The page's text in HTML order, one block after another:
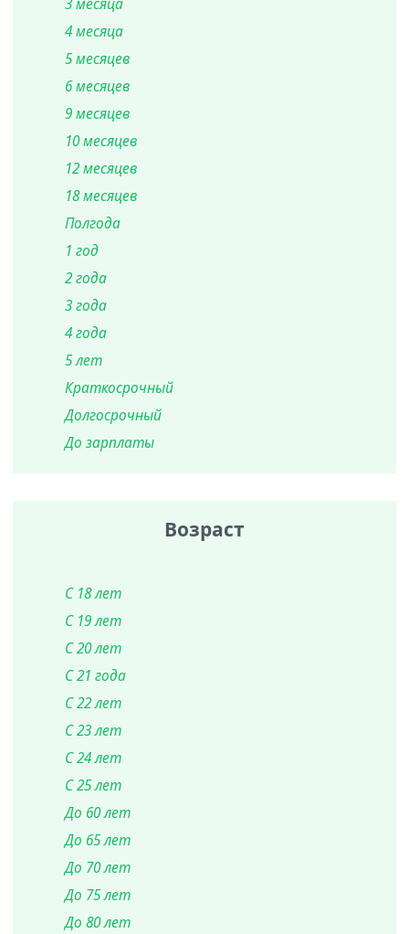
3 месяца
4 месяца
5 месяцев
6 месяцев
9 месяцев
10 месяцев
12 месяцев
18 месяцев
Полгода
1 год
2 года
3 года
4 года
5 лет
Краткосрочный
Долгосрочный
До зарплаты
Возраст
С 18 лет
С 19 лет
С 20 лет
С 21 года
С 22 лет
С 23 лет
С 24 лет
С 25 лет
До 60 лет
До 65 лет
До 70 лет
До 75 лет
До 80 лет